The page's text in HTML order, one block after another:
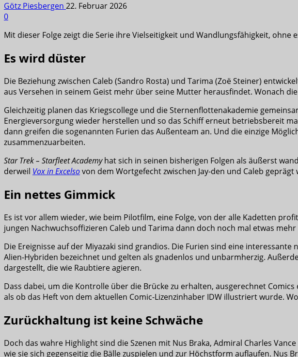
Götz Piesbergen 22. Februar 2026
0
Mit dieser Folge zeigt die Serie ihre Vielseitigkeit und Wandlungsfähigkeit, ohne
Es wird düster
Die Beziehung zwischen Caleb (Sandro Rosta) und Tarima (Zoë Steiner)
aus Versehen in seinem Geist mehr über seine Mutter herausfindet. Wonach
Gleichzeitig planen das Kriegscollege und die Sternenflottenakademie
Energieversorgung wieder herstellen und so das Schiff erneut betriebsbereit
dann greifen die sogenannten Furien das Außenteam an. Und die einzige
zusammenzuarbeiten.
Star Trek – Starfleet Academyhat sich in seinen bisherigen Folgen als äußerst
derweil Vox in Excelsovon dem Wortgefecht zwischen Jay-den und Caleb geprägt
Ein nettes Gimmick
Es ist vor allem wieder, wie beim Pilotfilm, eine Folge, von der alle Kadetten
jungen Nachwuchsoffizieren Caleb und Tarima dann doch noch mal etwas
Die Ereignisse auf der Miyazaki sind grandios. Die Furien sind eine
Alien-Hybriden bezeichnet und gelten als gnadenlos und unbarmherzig.
dargestellt, die wie Raubtiere agieren.
Dass dabei, um die Kontrolle über die Brücke zu erhalten, ausgerechnet
als ob das Heft von dem aktuellen Comic-Lizenzinhaber IDW illustriert wurde.
Zurückhaltung ist keine Schwäche
Doch das wahre Highlight sind die Szenen mit Nus Braka, Admiral Charles
wie sie sich gegenseitig die Bälle zuspielen und zur Höchstform auflaufen. Nus